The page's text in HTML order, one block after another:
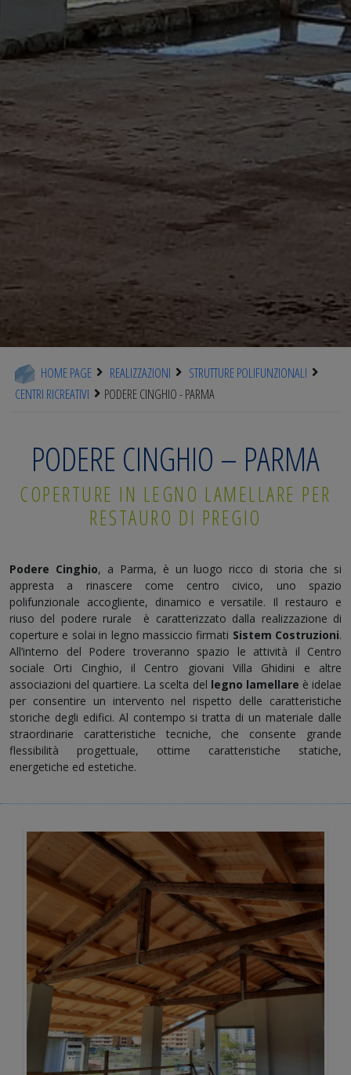
HOME PAGE REALIZZAZIONI
STRUTTURE POLIFUNZIONALI
CENTRI RICREATIVI
PODERE CINGHIO - PARMA
PODERE CINGHIO – PARMA
COPERTURE IN LEGNO LAMELLARE PER
RESTAURO DI PREGIO
Podere Cinghio, a Parma, è un luogo ricco di storia che si
appresta a rinascere come centro civico, uno spazio
polifunzionale accogliente, dinamico e versatile. Il restauro e
riuso del podere rurale è caratterizzato dalla realizzazione di
coperture e solai in legno massiccio firmati Sistem Costruzioni.
All’interno del Podere troveranno spazio le attività il Centro
sociale Orti Cinghio, il Centro giovani Villa Ghidini e altre
associazioni del quartiere. La scelta del legno lamellare è idelae
per consentire un intervento nel rispetto delle caratteristiche
storiche degli edifici. Al contempo si tratta di un materiale dalle
straordinarie caratteristiche tecniche, che consente grande
flessibilità progettuale, ottime caratteristiche statiche,
energetiche ed estetiche.